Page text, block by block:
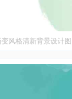
风格清新背景设计图